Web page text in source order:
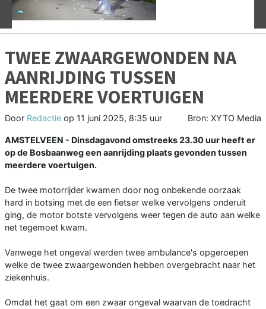
TWEE ZWAARGEWONDEN NA
AANRIJDING TUSSEN
MEERDERE VOERTUIGEN
Door Redactie op 11 juni 2025, 8:35 uur Bron: XYTO Media
AMSTELVEEN - Dinsdagavond omstreeks 23.30 uur heeft er
op de Bosbaanweg een aanrijding plaats gevonden tussen
meerdere voertuigen.
De twee motorrijder kwamen door nog onbekende oorzaak
hard in botsing met de een fietser welke vervolgens onderuit
ging, de motor botste vervolgens weer tegen de auto aan welke
net tegemoet kwam.
Vanwege het ongeval werden twee ambulance's opgeroepen
welke de twee zwaargewonden hebben overgebracht naar het
ziekenhuis.
Omdat het gaat om een zwaar ongeval waarvan de toedracht